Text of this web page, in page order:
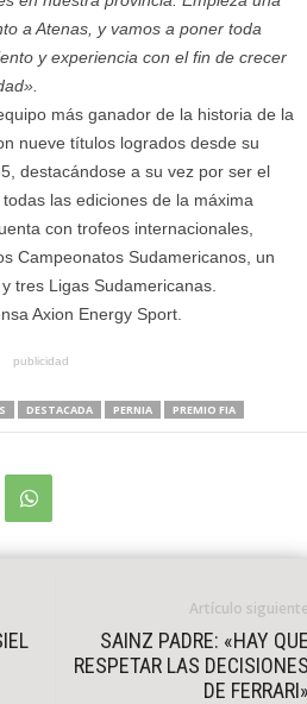
a Atenas, y vamos a poner toda
y experiencia con el fin de crecer
más ganador de la historia de la
nueve títulos logrados desde su
destacándose a su vez por ser el
las ediciones de la máxima
con trofeos internacionales,
Campeonatos Sudamericanos, un
tres Ligas Sudamericanas.
Axion Energy Sport.
publicidad
DESTACADA PERNIA PREMIO FIA
Artículo
SAINZ PADRE: «HAY
RESPETAR LAS
DE